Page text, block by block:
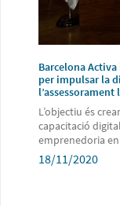
Barcelona
per impulsar la
L’objectiu és
capacitació
emprenedoria
18/11/2020